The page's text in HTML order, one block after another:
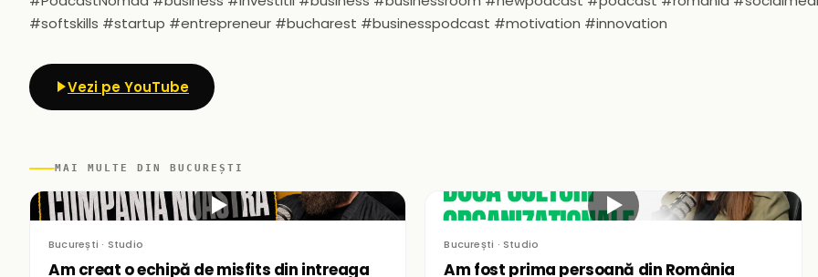
#softskills #startup #entrepreneur #bucharest #businesspodcast #motivation #innovation
Vezi pe YouTube
MAI MULTE DIN BUCUREȘTI
▶
București · Studio
Am creat o echipă de misfits din intreaga
▶
București · Studio
Am fost prima persoană din România